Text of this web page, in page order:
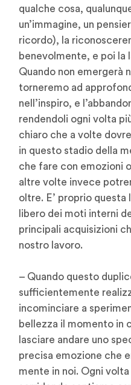
qualche cosa,
un’immagine, un
ricordo), la
benevolmente, e poi la
Quando non emergerà
torneremo ad
nell’inspiro, e
rendendoli ogni volta
chiaro che a volte
in questo stadio della
che fare con emozioni
altre volte invece
oltre. E’ proprio
libero dei moti interni
principali acquisizioni
nostro lavoro.
– Quando questo
sufficientemente
incominciare a
bellezza il momento in
lasciare andare uno
precisa emozione che
mente in noi. Ogni